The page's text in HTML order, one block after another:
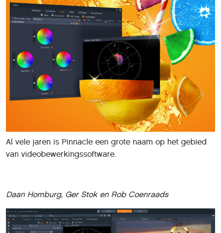
Al vele jaren is Pinnacle een grote naam op het gebied
van videobewerkingssoftware.
Daan Homburg, Ger Stok en Rob Coenraads